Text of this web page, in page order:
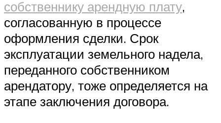
собственнику арендную плату,
согласованную в процессе
оформления сделки. Срок
эксплуатации земельного надела,
переданного собственником
арендатору, тоже определяется на
этапе заключения договора.